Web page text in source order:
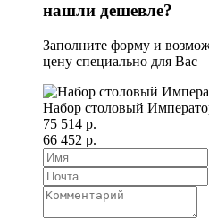
нашли дешевле?
Заполните форму и
цену специально для Вас
Набор столовый
75 514 р.
66 452 р.